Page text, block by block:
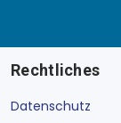
Rechtliches
Datenschutz